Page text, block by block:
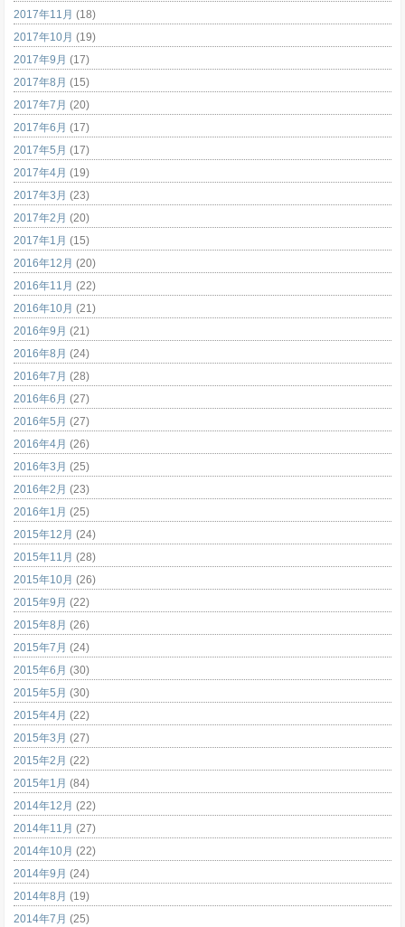
2017年11月 (18)
2017年10月 (19)
2017年9月 (17)
2017年8月 (15)
2017年7月 (20)
2017年6月 (17)
2017年5月 (17)
2017年4月 (19)
2017年3月 (23)
2017年2月 (20)
2017年1月 (15)
2016年12月 (20)
2016年11月 (22)
2016年10月 (21)
2016年9月 (21)
2016年8月 (24)
2016年7月 (28)
2016年6月 (27)
2016年5月 (27)
2016年4月 (26)
2016年3月 (25)
2016年2月 (23)
2016年1月 (25)
2015年12月 (24)
2015年11月 (28)
2015年10月 (26)
2015年9月 (22)
2015年8月 (26)
2015年7月 (24)
2015年6月 (30)
2015年5月 (30)
2015年4月 (22)
2015年3月 (27)
2015年2月 (22)
2015年1月 (84)
2014年12月 (22)
2014年11月 (27)
2014年10月 (22)
2014年9月 (24)
2014年8月 (19)
2014年7月 (25)